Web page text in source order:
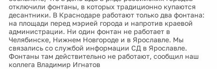
отключили фонтаны, в которых традиционно купаются
десантники. В Краснодаре работают только два фонтана:
на площади перед мэрией города и напротив краевой
администрации. Ни один фонтан не работает в
Челябинске, Нижнем Новгороде и в Ярославле. Мы
связались со службой информации СД в Ярославле.
Фонтаны там действительно не работают, сообщил наш
коллега Владимир Игнатов